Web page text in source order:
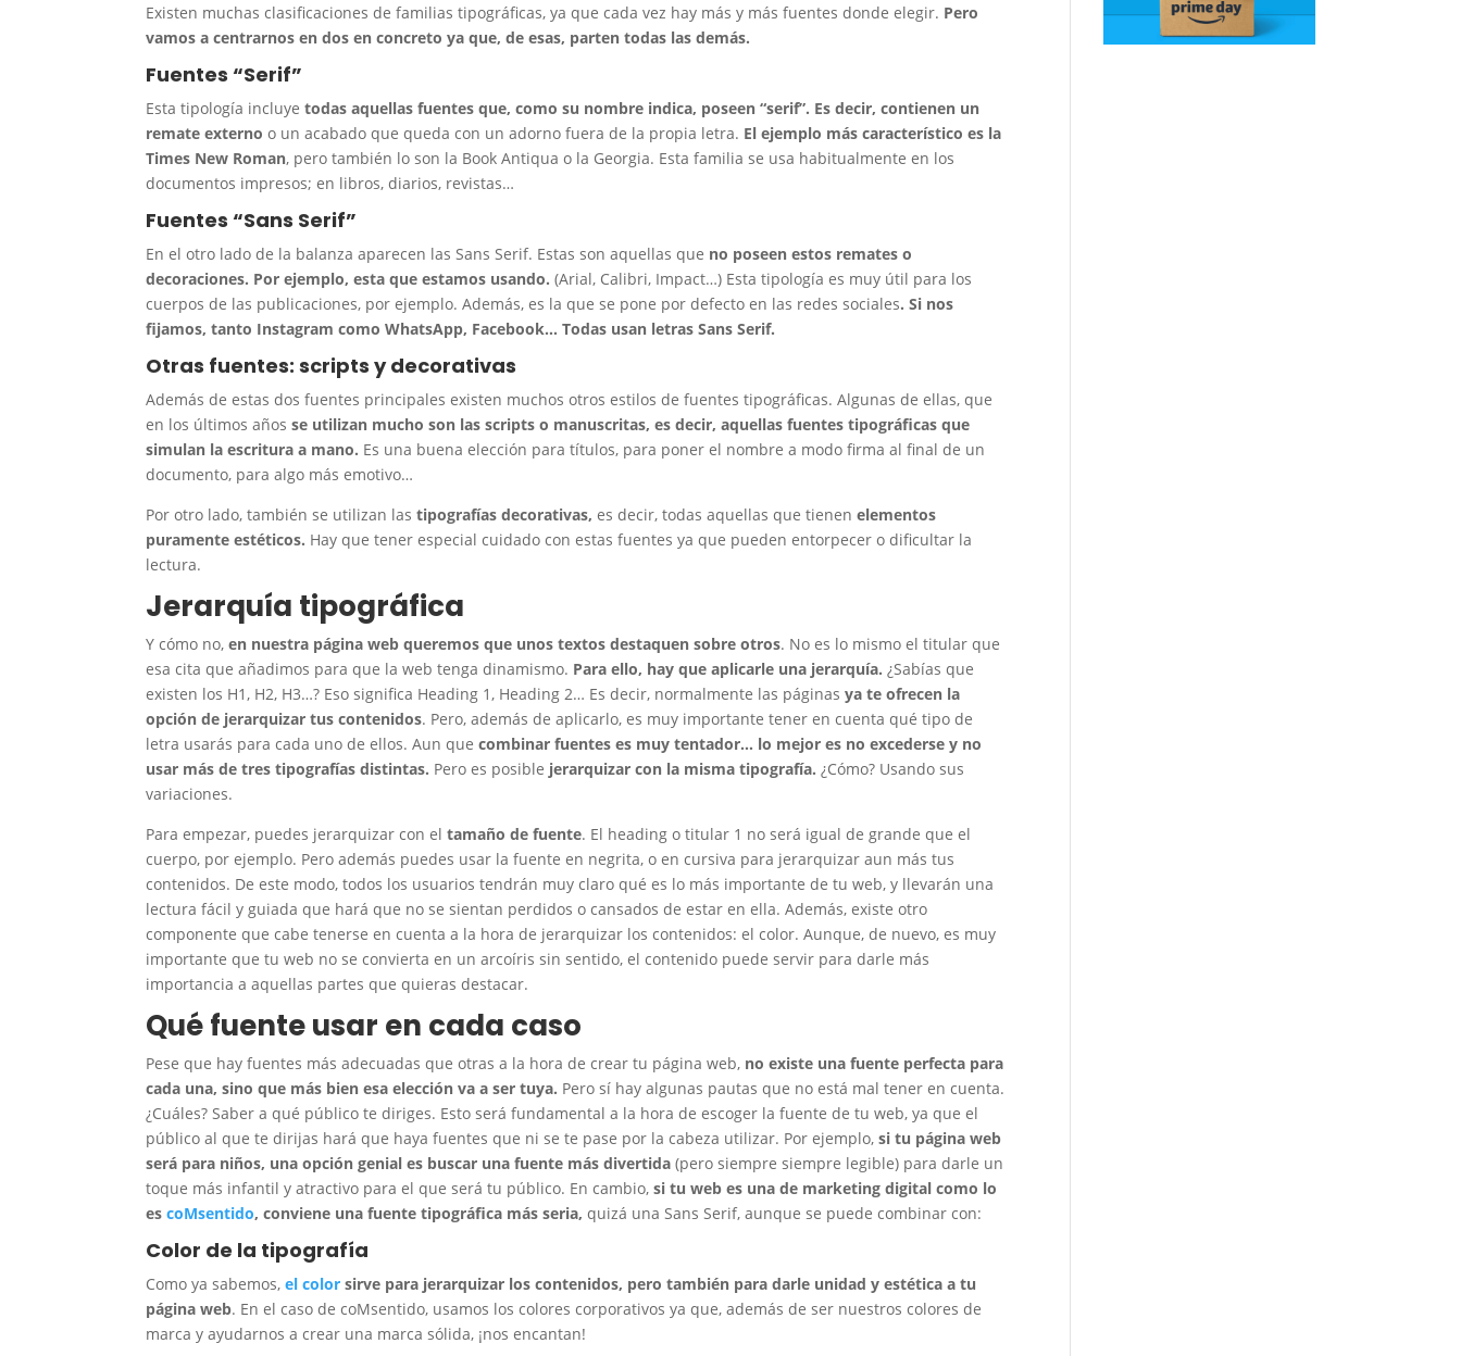
Existen muchas clasificaciones de familias tipográficas, ya que cada vez hay más y más fuentes donde elegir. Pero
vamos a centrarnos en dos en concreto ya que, de esas, parten todas las demás.
Fuentes “Serif”
Esta tipología incluyetodas aquellas fuentes que, como su nombre indica, poseen “serif”. Es decir, contienen un
remate externo o un acabado que queda con un adorno fuera de la propia letra. El ejemplo más característico es la
Times New Roman, pero también lo son la Book Antiqua o la Georgia. Esta familia se usa habitualmente en los
documentos impresos; en libros, diarios, revistas…
Fuentes “Sans Serif”
En el otro lado de la balanza aparecen las Sans Serif. Estas son aquellas que no poseen estos remates o
decoraciones. Por ejemplo, esta que estamos usando. (Arial, Calibri, Impact…) Esta tipología es muy útil para los
cuerpos de las publicaciones, por ejemplo. Además, es la que se pone por defecto en las redes sociales. Si nos
fijamos, tanto Instagram como WhatsApp, Facebook… Todas usan letras Sans Serif.
Otras fuentes: scripts y decorativas
Además de estas dos fuentes principales existen muchos otros estilos de fuentes tipográficas. Algunas de ellas, que
en los últimos añosse utilizan mucho son las scripts o manuscritas, es decir, aquellas fuentes tipográficas que
simulan la escritura a mano. Es una buena elección para títulos, para poner el nombre a modo firma al final de un
documento, para algo más emotivo…
Por otro lado, también se utilizan las tipografías decorativas, es decir, todas aquellas que tienenelementos
puramente estéticos. Hay que tener especial cuidado con estas fuentes ya que pueden entorpecer o dificultar la
lectura.
Jerarquía tipográfica
Y cómo no,en nuestra página web queremos que unos textos destaquen sobre otros. No es lo mismo el titular que
esa cita que añadimos para que la web tenga dinamismo. Para ello, hay que aplicarle una jerarquía.¿Sabías que
existen los H1, H2, H3…? Eso significa Heading 1, Heading 2… Es decir, normalmente las páginasya te ofrecen la
opción de jerarquizar tus contenidos. Pero, además de aplicarlo, es muy importante tener en cuenta qué tipo de
letra usarás para cada uno de ellos. Aun quecombinar fuentes es muy tentador… lo mejor es no excederse y no
usar más de tres tipografías distintas. Pero es posible jerarquizar con la misma tipografía.¿Cómo? Usando sus
variaciones.
Para empezar, puedes jerarquizar con eltamaño de fuente. El heading o titular 1 no será igual de grande que el
cuerpo, por ejemplo. Pero además puedes usar la fuente en negrita, o en cursiva para jerarquizar aun más tus
contenidos. De este modo, todos los usuarios tendrán muy claro qué es lo más importante de tu web, y llevarán una
lectura fácil y guiada que hará que no se sientan perdidos o cansados de estar en ella. Además, existe otro
componente que cabe tenerse en cuenta a la hora de jerarquizar los contenidos: el color. Aunque, de nuevo, es muy
importante que tu web no se convierta en un arcoíris sin sentido, el contenido puede servir para darle más
importancia a aquellas partes que quieras destacar.
Qué fuente usar en cada caso
Pese que hay fuentes más adecuadas que otras a la hora de crear tu página web, no existe una fuente perfecta para
cada una, sino que más bien esa elección va a ser tuya. Pero sí hay algunas pautas que no está mal tener en cuenta.
¿Cuáles? Saber a qué público te diriges. Esto será fundamental a la hora de escoger la fuente de tu web, ya que el
público al que te dirijas hará que haya fuentes que ni se te pase por la cabeza utilizar. Por ejemplo,si tu página web
será para niños, una opción genial es buscar una fuente más divertida (pero siempre siempre legible) para darle un
toque más infantil y atractivo para el que será tu público. En cambio,si tu web es una de marketing digital como lo
escoMsentido, conviene una fuente tipográfica más seria, quizá una Sans Serif, aunque se puede combinar con:
Color de la tipografía
Como ya sabemos,el color sirve para jerarquizar los contenidos, pero también para darle unidad y estética a tu
página web. En el caso de coMsentido, usamos los colores corporativos ya que, además de ser nuestros colores de
marca y ayudarnos a crear una marca sólida, ¡nos encantan!